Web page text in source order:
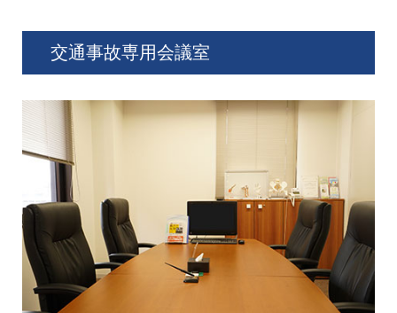
交通事故専用会議室